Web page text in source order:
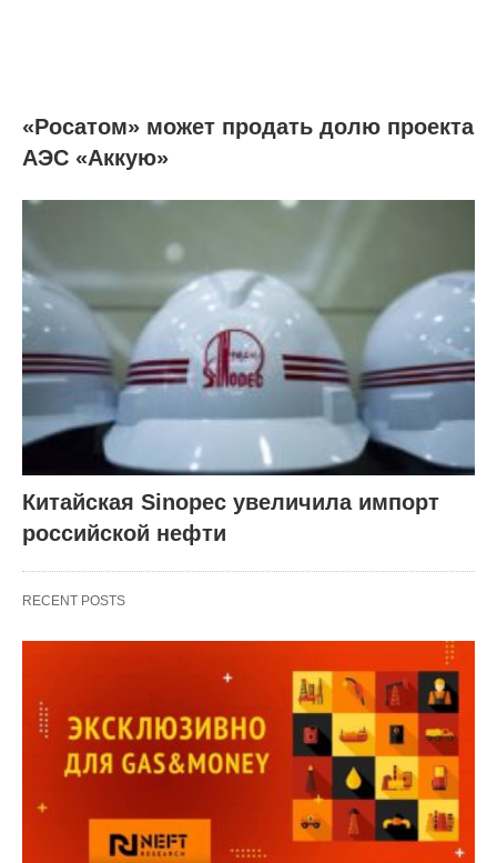
«Росатом» может продать долю проекта
АЭС «Аккую»
Китайская Sinopec увеличила импорт
российской нефти
RECENT POSTS